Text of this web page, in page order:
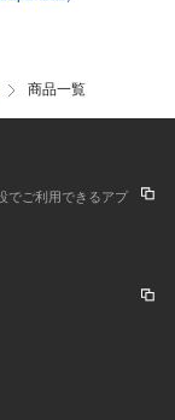
商品一覧
でご利用できるアプ